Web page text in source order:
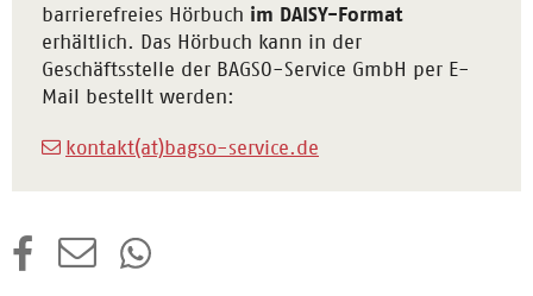
barrierefreies Hörbuch im DAISY-Format
erhältlich. Das Hörbuch kann in der
Geschäftsstelle der BAGSO-Service GmbH per E-
Mail bestellt werden:
kontakt(at)bagso-service.de